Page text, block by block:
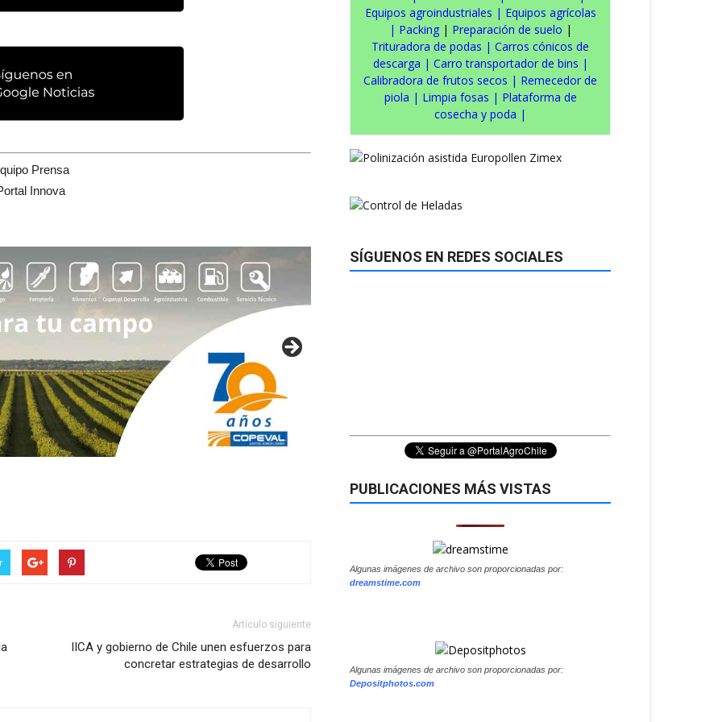
Prensa
Innova
Artículo siguiente
IICA y gobierno de Chile unen esfuerzos para
concretar estrategias de desarrollo
Equipos agroindustriales | Equipos agrícolas
| Packing| Preparación de suelo |
Trituradora de podas | Carros cónicos de
descarga | Carro transportador de bins |
Calibradora de frutos secos | Remecedor de
piola | Limpia fosas | Plataforma de
cosecha y poda |
SÍGUENOS EN REDES SOCIALES
PUBLICACIONES MÁS VISTAS
Algunas imágenes de archivo son proporcionadas por:
dreamstime.com
Algunas imágenes de archivo son proporcionadas por:
Depositphotos.com